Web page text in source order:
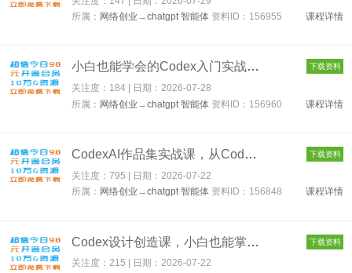
所属： 网络创业 →chatgpt 智能体 资料ID：156955 课程详情
小白也能学会的Codex入门实战课：从安装配置到AI编程助手使用，开... 下载资料
关注度：184 | 日期：2026-07-28
所属： 网络创业 →chatgpt 智能体 资料ID：156960 课程详情
CodexAI作品集实战课，从Codex基础认知到作品集实战，从灵感搜集... 下载资料
关注度：795 | 日期： 2026-07-22
所属： 网络创业 →chatgpt 智能体 资料ID：156848 课程详情
Codex设计创造课，小白也能掌握的Codex设计创造技巧，把机械工作... 下载资料
关注度：215 | 日期：2026-07-22